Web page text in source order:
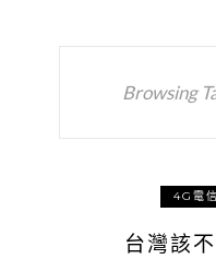
Browsing
4G電
台灣該